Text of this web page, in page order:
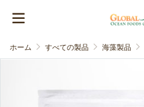
ホーム すべての製品 海藻製品